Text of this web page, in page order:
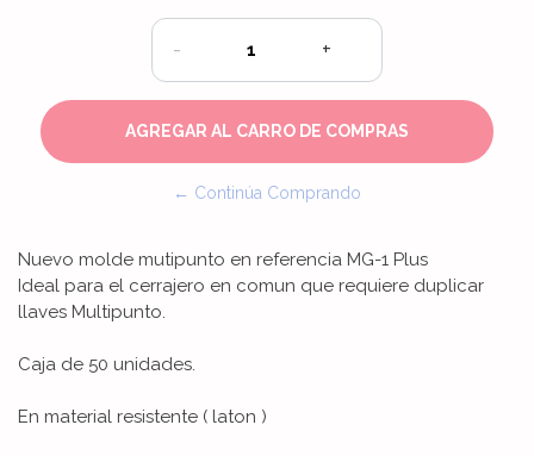
- +
← Continúa Comprando
Nuevo molde mutipunto en referencia MG-1 Plus
Ideal para el cerrajero en comun que requiere duplicar
llaves Multipunto.
Caja de 50 unidades.
En material resistente ( laton )